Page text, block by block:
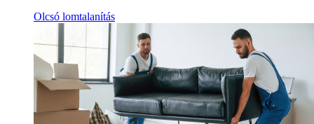
Olcsó lomtalanítás